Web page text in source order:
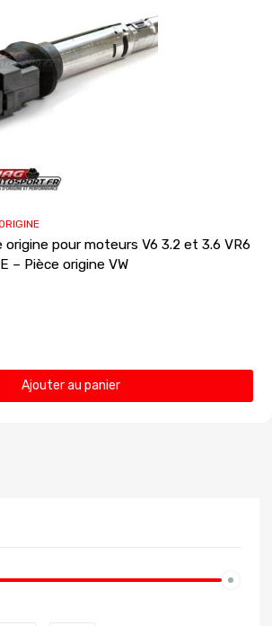
origine pour moteurs V6 3.2 et 3.6 VR6
– Pièce origine VW
Ajouter au panier